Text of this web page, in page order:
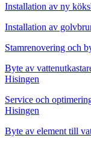
Installation av ny
Installation av
Stamrenovering och
Byte av
Hisingen
Service och
Hisingen
Byte av element till